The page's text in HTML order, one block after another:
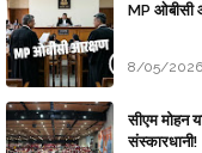
MP ओबीसी
8/05/2026
सीएम मोहन
संस्कारधानी!